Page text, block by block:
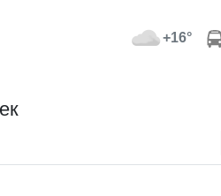
+16°